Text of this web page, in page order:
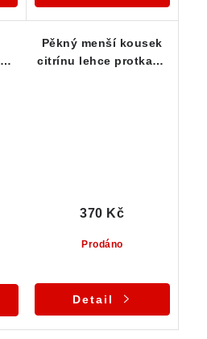
Pěkný menší kousek
citrínu lehce protkaný
Prodáno
370 Kč
Detail